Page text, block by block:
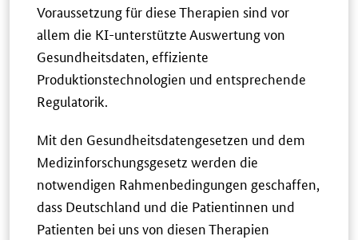
Voraussetzung für diese Therapien sind vor
allem die KI-unterstützte Auswertung von
Gesundheitsdaten, effiziente
Produktionstechnologien und entsprechende
Regulatorik.
Mit den Gesundheitsdatengesetzen und dem
Medizinforschungsgesetz werden die
notwendigen Rahmenbedingungen geschaffen,
dass Deutschland und die Patientinnen und
Patienten bei uns von diesen Therapien